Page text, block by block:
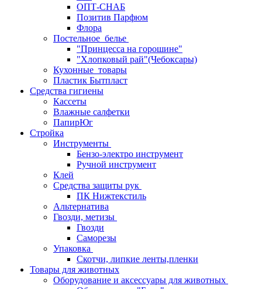
ОПТ-СНАБ
Позитив Парфюм
Флора
Постельное_белье
"Принцесса на горошине"
"Хлопковый рай"(Чебоксары)
Кухонные_товары
Пластик Бытпласт
Средства гигиены
Кассеты
Влажные салфетки
ПапирЮг
Стройка
Инструменты
Бензо-электро инструмент
Ручной инструмент
Клей
Средства защиты рук
ПК Нижтекстиль
Альтернатива
Гвозди, метизы
Гвозди
Саморезы
Упаковка
Скотчи, липкие ленты,пленки
Товары для животных
Оборудование и аксессуары для животных